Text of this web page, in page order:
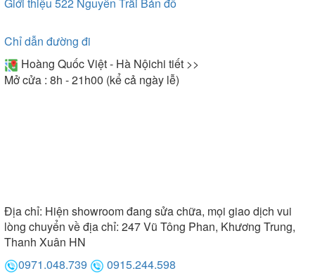
Giới thiệu 522 Nguyễn Trãi Bản đồ
Chỉ dẫn đường đi
Hoàng Quốc Việt - Hà Nộichi tiết >>
Mở cửa : 8h - 21h00 (kể cả ngày lễ)
Địa chỉ: Hiện showroom đang sửa chữa, mọi giao dịch vui
lòng chuyển về địa chỉ: 247 Vũ Tông Phan, Khương Trung,
Thanh Xuân HN
0971.048.739
0915.244.598